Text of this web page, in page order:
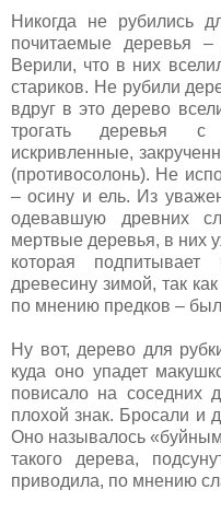
Никогда не рубились
почитаемые деревья
Верили, что в них
стариков. Не рубили
вдруг в это дерево
трогать деревья
искривленные,
(противосолонь). Не
– осину и ель. Из
одевавшую древних
мертвые деревья, в них
которая подпитывает
древесину зимой, так
по мнению предков –
Ну вот, дерево для
куда оно упадет
повисало на соседних
плохой знак. Бросали и
Оно называлось
такого дерева,
приводила, по мнению